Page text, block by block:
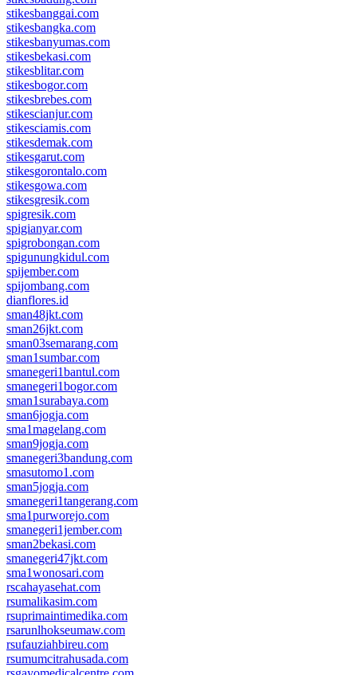
stikesbanggai.com
stikesbangka.com
stikesbanyumas.com
stikesbekasi.com
stikesblitar.com
stikesbogor.com
stikesbrebes.com
stikescianjur.com
stikesciamis.com
stikesdemak.com
stikesgarut.com
stikesgorontalo.com
stikesgowa.com
stikesgresik.com
spigresik.com
spigianyar.com
spigrobongan.com
spigunungkidul.com
spijember.com
spijombang.com
dianflores.id
sman48jkt.com
sman26jkt.com
sman03semarang.com
sman1sumbar.com
smanegeri1bantul.com
smanegeri1bogor.com
sman1surabaya.com
sman6jogja.com
sma1magelang.com
sman9jogja.com
smanegeri3bandung.com
smasutomo1.com
sman5jogja.com
smanegeri1tangerang.com
sma1purworejo.com
smanegeri1jember.com
sman2bekasi.com
smanegeri47jkt.com
sma1wonosari.com
rscahayasehat.com
rsumalikasim.com
rsuprimaintimedika.com
rsarunlhokseumaw.com
rsufauziahbireu.com
rsumumcitrahusada.com